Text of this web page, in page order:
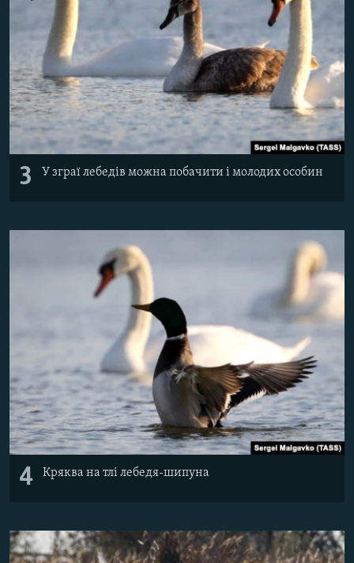
3 У зграї лебедів можна побачити і молодих особин
4 Кряква на тлі лебедя-шипуна